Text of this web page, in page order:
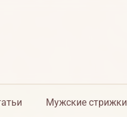
Мужские стрижки